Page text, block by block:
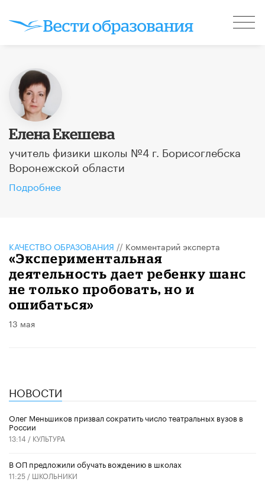
Елена Екешева
учитель физики школы №4 г. Борисоглебска
Воронежской области
Подробнее
КАЧЕСТВО ОБРАЗОВАНИЯ // Комментарий эксперта
«Экспериментальная
деятельность дает ребенку шанс
не только пробовать, но и
ошибаться»
13 мая
НОВОСТИ
Олег Меньшиков призвал сократить число театральных вузов в
России
13:14 / КУЛЬТУРА
В ОП предложили обучать вождению в школах
11:25 / ШКОЛЬНИКИ